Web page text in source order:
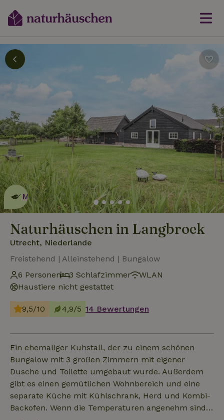
Dies ist ein
umweltschonendes
Naturhäuschen
Mehr erfahren
Naturhäuschen in Langbroek
Utrecht, Niederlande
Freistehend | Alleinstehend | Bungalow
6 Personen
3 Schlafzimmer
WLAN
Haustiere nicht gestattet
9,5/10 4,9/5 14 Bewertungen
Ein ehemaliger Kuhstall, der zu einem schönen
Bungalow mit 3 großen Zimmern mit eigener
Dusche und Toilette umgebaut wurde. Außerdem
gibt es einen gemütlichen Wohnbereich und eine
separate Küche mit Kühlschrank, Herd und Kombi-
Backofen. Wenn die Temperaturen angenehm sind,